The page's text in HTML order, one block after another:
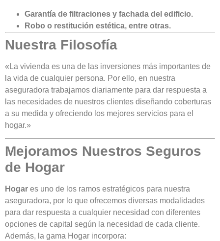
Garantía de filtraciones y fachada del edificio.
Robo o restitución estética, entre otras.
Nuestra Filosofía
«La vivienda es una de las inversiones más importantes de
la vida de cualquier persona. Por ello, en nuestra
aseguradora trabajamos diariamente para dar respuesta a
las necesidades de nuestros clientes diseñando coberturas
a su medida y ofreciendo los mejores servicios para el
hogar.»
Mejoramos Nuestros Seguros
de Hogar
Hogar es uno de los ramos estratégicos para nuestra
aseguradora, por lo que ofrecemos diversas modalidades
para dar respuesta a cualquier necesidad con diferentes
opciones de capital según la necesidad de cada cliente.
Además, la gama Hogar incorpora: